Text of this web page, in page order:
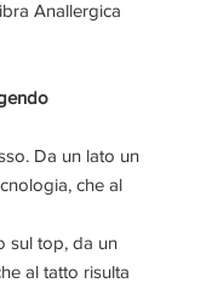
Anallergica
Da un lato un
che al
sul top, da un
al tatto risulta